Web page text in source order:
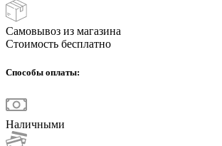
Самовывоз из магазина
Стоимость бесплатно
Способы оплаты:
Наличными